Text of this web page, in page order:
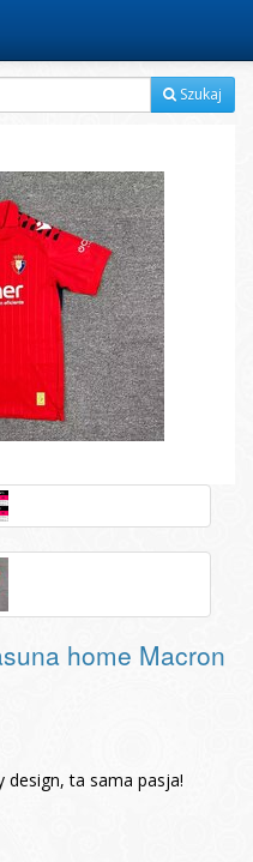
Szukaj
home Macron
design, ta sama pasja!